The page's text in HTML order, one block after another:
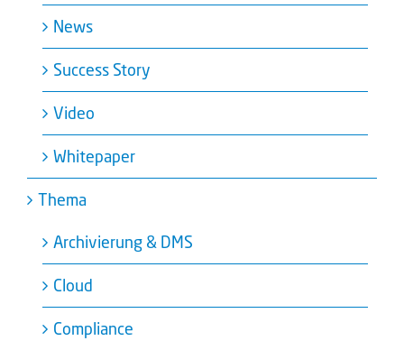
News
Success Story
Video
Whitepaper
Thema
Archivierung & DMS
Cloud
Compliance